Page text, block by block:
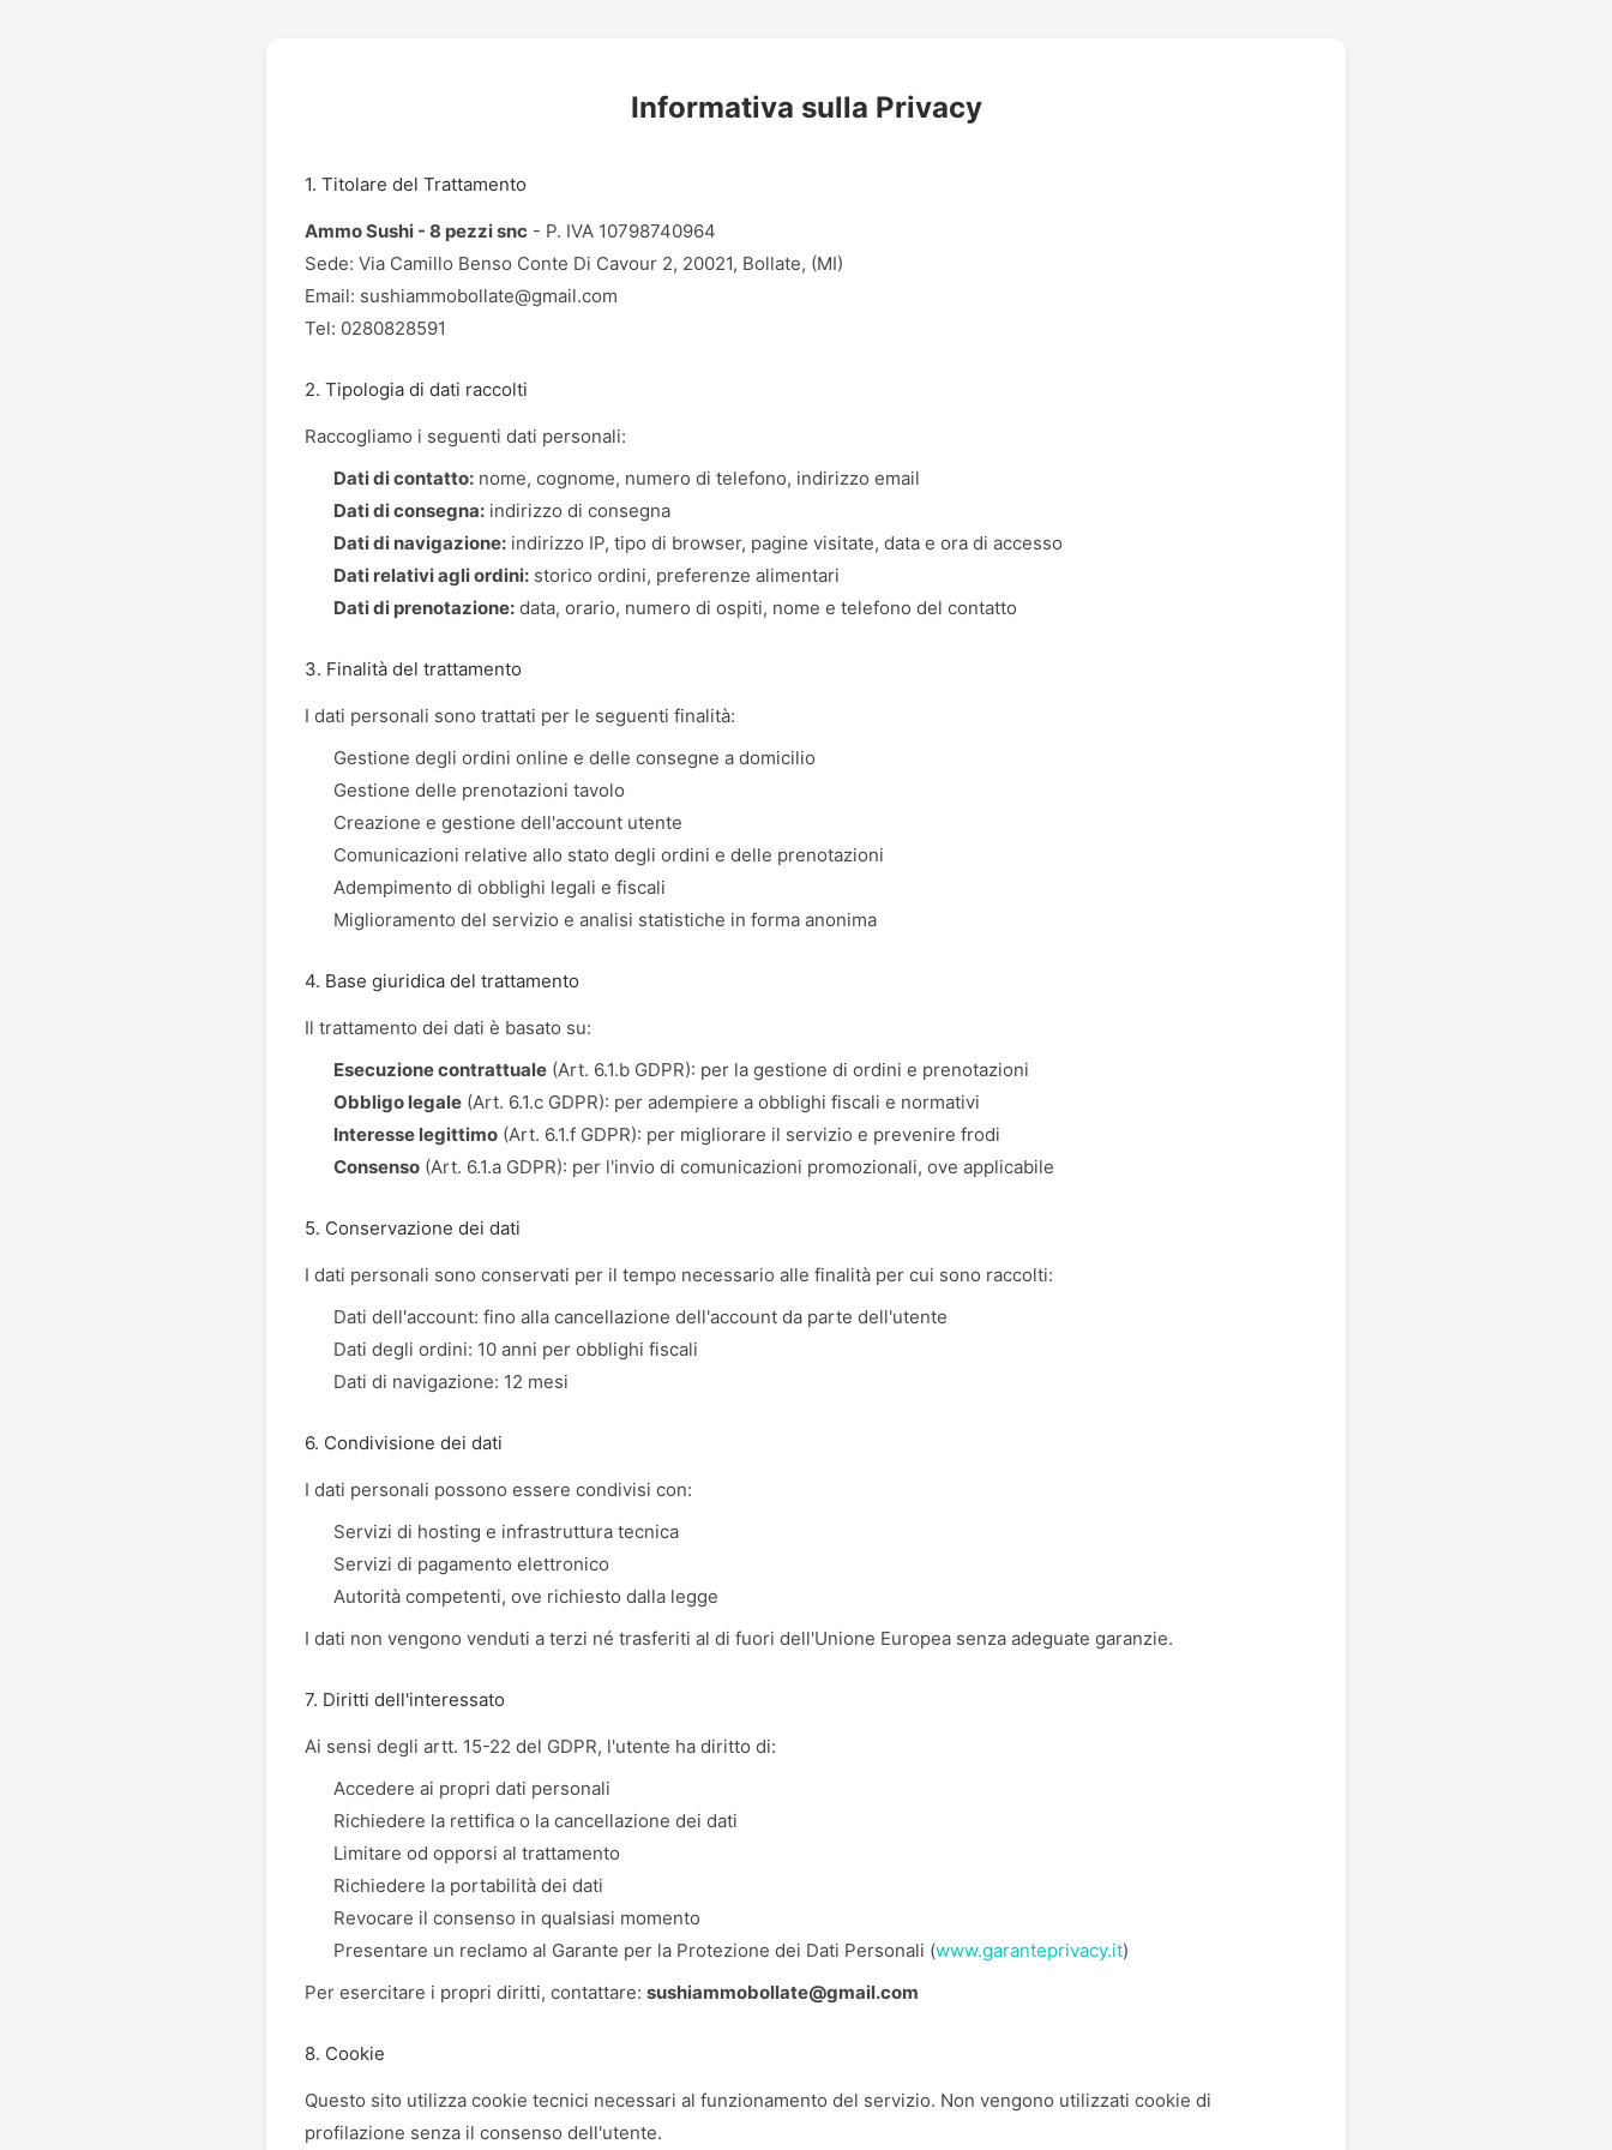
Informativa sulla Privacy
1. Titolare del Trattamento
Ammo Sushi - 8 pezzi snc - P. IVA 10798740964
Sede: Via Camillo Benso Conte Di Cavour 2, 20021, Bollate, (MI)
Email: sushiammobollate@gmail.com
Tel: 0280828591
2. Tipologia di dati raccolti
Raccogliamo i seguenti dati personali:
Dati di contatto: nome, cognome, numero di telefono, indirizzo email
Dati di consegna: indirizzo di consegna
Dati di navigazione: indirizzo IP, tipo di browser, pagine visitate, data e ora di accesso
Dati relativi agli ordini: storico ordini, preferenze alimentari
Dati di prenotazione: data, orario, numero di ospiti, nome e telefono del contatto
3. Finalità del trattamento
I dati personali sono trattati per le seguenti finalità:
Gestione degli ordini online e delle consegne a domicilio
Gestione delle prenotazioni tavolo
Creazione e gestione dell'account utente
Comunicazioni relative allo stato degli ordini e delle prenotazioni
Adempimento di obblighi legali e fiscali
Miglioramento del servizio e analisi statistiche in forma anonima
4. Base giuridica del trattamento
Il trattamento dei dati è basato su:
Esecuzione contrattuale (Art. 6.1.b GDPR): per la gestione di ordini e prenotazioni
Obbligo legale (Art. 6.1.c GDPR): per adempiere a obblighi fiscali e normativi
Interesse legittimo (Art. 6.1.f GDPR): per migliorare il servizio e prevenire frodi
Consenso (Art. 6.1.a GDPR): per l'invio di comunicazioni promozionali, ove applicabile
5. Conservazione dei dati
I dati personali sono conservati per il tempo necessario alle finalità per cui sono raccolti:
Dati dell'account: fino alla cancellazione dell'account da parte dell'utente
Dati degli ordini: 10 anni per obblighi fiscali
Dati di navigazione: 12 mesi
6. Condivisione dei dati
I dati personali possono essere condivisi con:
Servizi di hosting e infrastruttura tecnica
Servizi di pagamento elettronico
Autorità competenti, ove richiesto dalla legge
I dati non vengono venduti a terzi né trasferiti al di fuori dell'Unione Europea senza adeguate garanzie.
7. Diritti dell'interessato
Ai sensi degli artt. 15-22 del GDPR, l'utente ha diritto di:
Accedere ai propri dati personali
Richiedere la rettifica o la cancellazione dei dati
Limitare od opporsi al trattamento
Richiedere la portabilità dei dati
Revocare il consenso in qualsiasi momento
Presentare un reclamo al Garante per la Protezione dei Dati Personali (www.garanteprivacy.it)
Per esercitare i propri diritti, contattare: sushiammobollate@gmail.com
8. Cookie
Questo sito utilizza cookie tecnici necessari al funzionamento del servizio. Non vengono utilizzati cookie di
profilazione senza il consenso dell'utente.